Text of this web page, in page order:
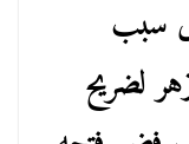
سبب
لضريح